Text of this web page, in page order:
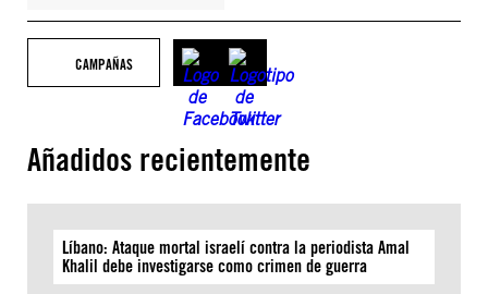
CAMPAÑAS
Añadidos recientemente
Líbano: Ataque mortal israelí contra la periodista Amal
Khalil debe investigarse como crimen de guerra